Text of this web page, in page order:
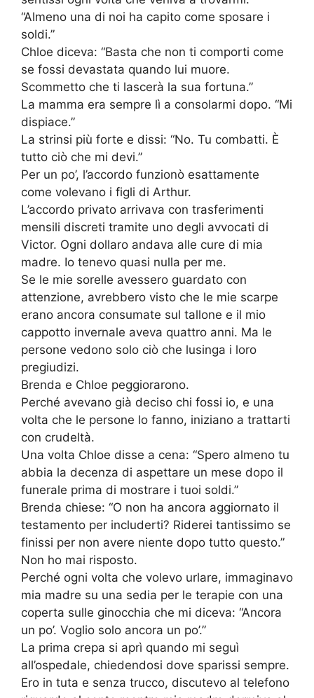
“Almeno una di noi ha capito come sposare i
soldi.”
Chloe diceva: “Basta che non ti comporti come
se fossi devastata quando lui muore.
Scommetto che ti lascerà la sua fortuna.”
La mamma era sempre lì a consolarmi dopo. “Mi
dispiace.”
La strinsi più forte e dissi: “No. Tu combatti. È
tutto ciò che mi devi.”
Per un po’, l’accordo funzionò esattamente
come volevano i figli di Arthur.
L’accordo privato arrivava con trasferimenti
mensili discreti tramite uno degli avvocati di
Victor. Ogni dollaro andava alle cure di mia
madre. Io tenevo quasi nulla per me.
Se le mie sorelle avessero guardato con
attenzione, avrebbero visto che le mie scarpe
erano ancora consumate sul tallone e il mio
cappotto invernale aveva quattro anni. Ma le
persone vedono solo ciò che lusinga i loro
pregiudizi.
Brenda e Chloe peggiorarono.
Perché avevano già deciso chi fossi io, e una
volta che le persone lo fanno, iniziano a trattarti
con crudeltà.
Una volta Chloe disse a cena: “Spero almeno tu
abbia la decenza di aspettare un mese dopo il
funerale prima di mostrare i tuoi soldi.”
Brenda chiese: “O non ha ancora aggiornato il
testamento per includerti? Riderei tantissimo se
finissi per non avere niente dopo tutto questo.”
Non ho mai risposto.
Perché ogni volta che volevo urlare, immaginavo
mia madre su una sedia per le terapie con una
coperta sulle ginocchia che mi diceva: “Ancora
un po’. Voglio solo ancora un po’.”
La prima crepa si aprì quando mi seguì
all’ospedale, chiedendosi dove sparissi sempre.
Ero in tuta e senza trucco, discutevo al telefono